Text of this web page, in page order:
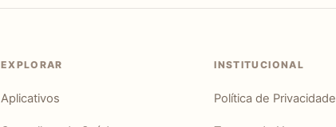
EXPLORAR
Aplicativos
INSTITUCIONAL
Política de Privacidade